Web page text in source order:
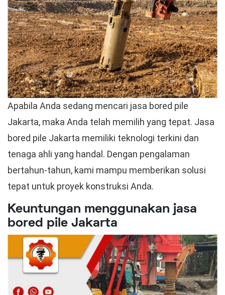
Apabila Anda sedang mencari jasa bored pile
Jakarta, maka Anda telah memilih yang tepat. Jasa
bored pile Jakarta memiliki teknologi terkini dan
tenaga ahli yang handal. Dengan pengalaman
bertahun-tahun, kami mampu memberikan solusi
tepat untuk proyek konstruksi Anda.
Keuntungan menggunakan jasa
bored pile Jakarta